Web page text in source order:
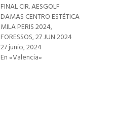
FINAL CIR. AESGOLF
DAMAS CENTRO ESTÉTICA
MILA PERIS 2024,
FORESSOS, 27 JUN 2024
27 junio, 2024
En «Valencia»